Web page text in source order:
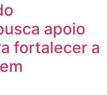
apoio
fortalecer a